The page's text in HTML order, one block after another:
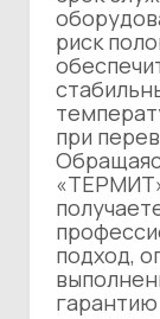
риск
при
подход,
гарантию